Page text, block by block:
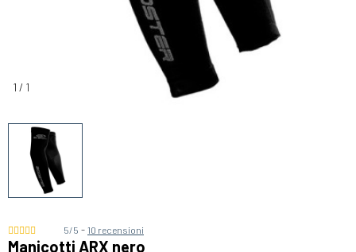
1 / 1
5/5 - 10 recensioni
Manicotti ARX nero